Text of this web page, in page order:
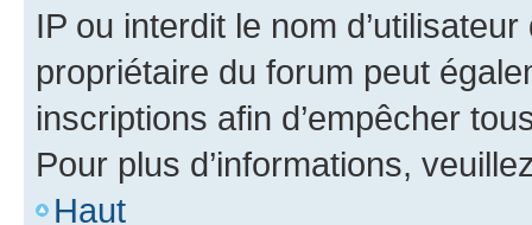
IP ou interdit le nom
propriétaire du forum peut
inscriptions afin d’empêcher
Pour plus d’informations,
Haut